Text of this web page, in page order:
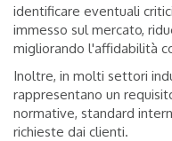
identificare eventuali
immesso sul mercato,
migliorando l'affidabilità
Inoltre, in molti settori
rappresentano un
normative, standard
richieste dai clienti.